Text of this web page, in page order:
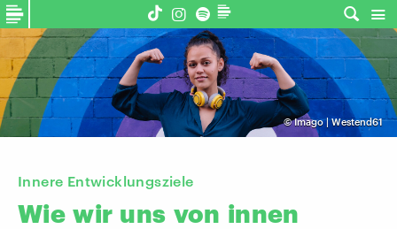
©Imago | Westend61
Innere Entwicklungsziele
Wie wir uns von innen